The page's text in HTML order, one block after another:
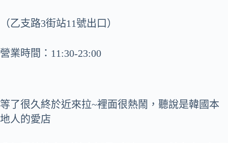
（乙支路3街站11號出口）
營業時間：11:30-23:00
等了很久終於近來拉~裡面很熱鬧，聽說是韓國本
地人的愛店